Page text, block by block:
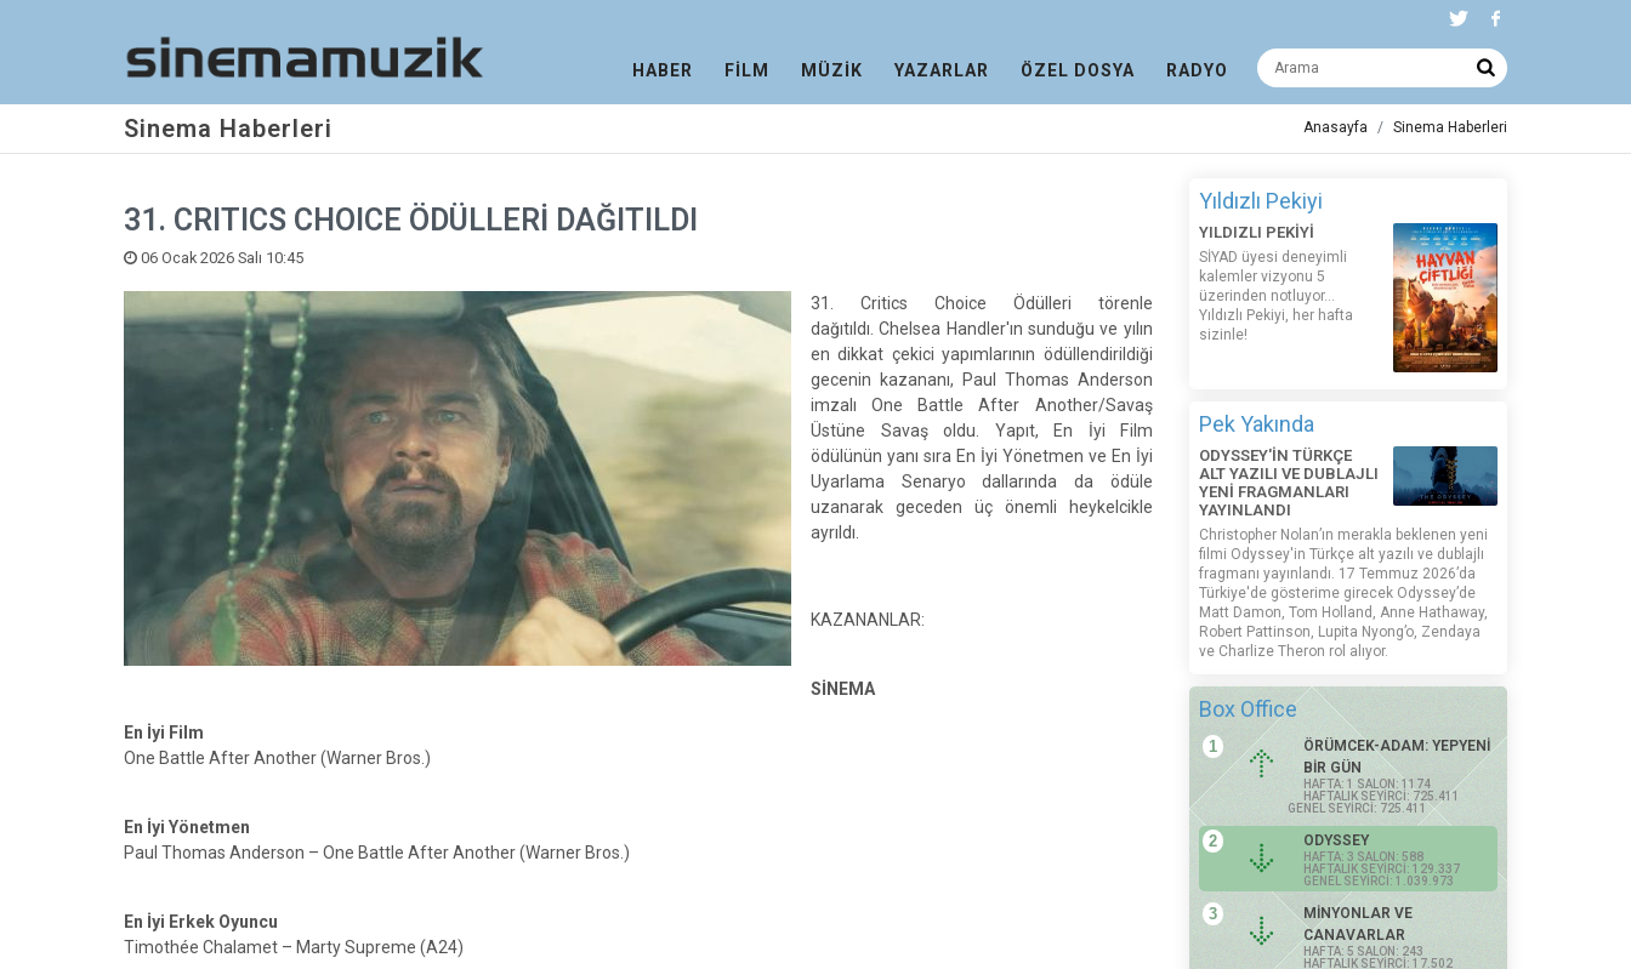
HABER FİLM MÜZİK YAZARLAR ÖZEL DOSYA RADYO
Sinema Haberleri Anasayfa Sinema Haberleri
31. CRITICS CHOICE ÖDÜLLERİ DAĞITILDI
06 Ocak 2026 Salı 10:45
31. Critics Choice Ödülleri törenle
dağıtıldı. Chelsea Handler'ın sunduğu ve yılın
en dikkat çekici yapımlarının ödüllendirildiği
gecenin kazananı, Paul Thomas Anderson
imzalı One Battle After Another/Savaş
Üstüne Savaş oldu. Yapıt, En İyi Film
ödülünün yanı sıra En İyi Yönetmen ve En İyi
Uyarlama Senaryo dallarında da ödüle
uzanarak geceden üç önemli heykelcikle
ayrıldı.
KAZANANLAR:
SİNEMA
En İyi Film
One Battle After Another (Warner Bros.)
En İyi Yönetmen
Paul Thomas Anderson – One Battle After Another (Warner Bros.)
En İyi Erkek Oyuncu
Timothée Chalamet – Marty Supreme (A24)
Yıldızlı Pekiyi
YILDIZLI PEKİYİ
SİYAD üyesi deneyimli
kalemler vizyonu 5
üzerinden notluyor...
Yıldızlı Pekiyi, her hafta
sizinle!
Pek Yakında
ODYSSEY'İN TÜRKÇE
ALT YAZILI VE DUBLAJLI
YENİ FRAGMANLARI
YAYINLANDI
Christopher Nolan’ın merakla beklenen yeni
filmi Odyssey'in Türkçe alt yazılı ve dublajlı
fragmanı yayınlandı. 17 Temmuz 2026’da
Türkiye'de gösterime girecek Odyssey’de
Matt Damon, Tom Holland, Anne Hathaway,
Robert Pattinson, Lupita Nyong’o, Zendaya
ve Charlize Theron rol alıyor.
Box Office
1
ÖRÜMCEK-ADAM: YEPYENİ
BİR GÜN
HAFTA: 1 SALON: 1174
HAFTALIK SEYİRCİ: 725.411
GENEL SEYİRCİ: 725.411
2 ODYSSEY
HAFTA: 3 SALON: 588
HAFTALIK SEYİRCİ: 129.337
GENEL SEYİRCİ: 1.039.973
3
MİNYONLAR VE
CANAVARLAR
HAFTA: 5 SALON: 243
HAFTALIK SEYİRCİ: 17.502